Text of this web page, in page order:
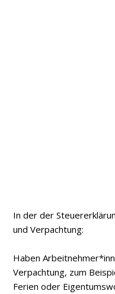
In der der
und Verpachtung:
Haben
Verpachtung, zum
Ferien­ oder